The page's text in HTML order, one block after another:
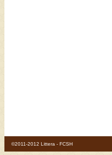
©2011-2012 Littera - FCSH